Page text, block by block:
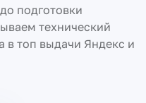
подготовки
технический
в топ выдачи Яндекс и